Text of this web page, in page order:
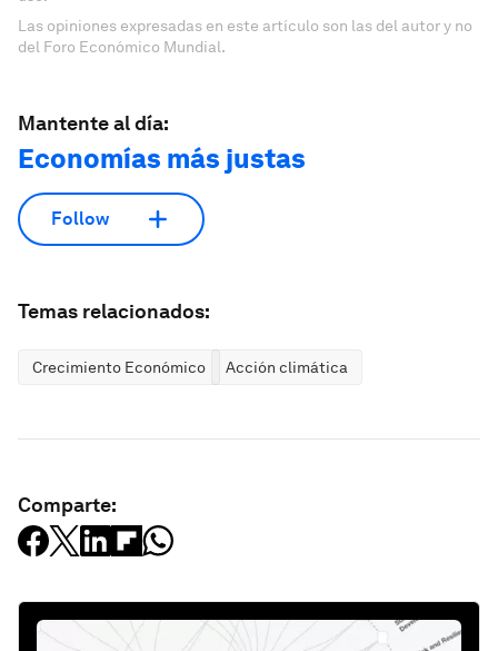
Las opiniones expresadas en este artículo son las del autor y no
del Foro Económico Mundial.
Mantente al día:
Economías más justas
Follow
Temas relacionados:
Crecimiento Económico Acción climática
Comparte: